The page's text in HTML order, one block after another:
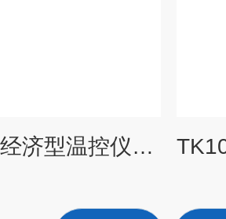
TK100系列经济型温控仪德国数显温度控制仪